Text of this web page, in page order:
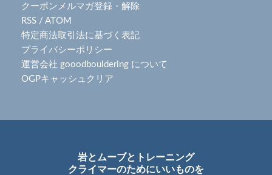
クーポンメルマガ登録・解除
RSS / ATOM
特定商法取引法に基づく表記
プライバシーポリシー
運営会社 gooodbouldering について
OGPキャッシュクリア
岩とムーブとトレーニング
クライマーのためにいいものを